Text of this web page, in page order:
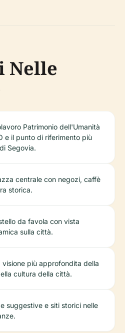
Nelle
Patrimonio dell'Umanità
e il punto di riferimento più
Segovia.
centrale con negozi, caffè
storica.
da favola con vista
sulla città.
visione più approfondita della
cultura della città.
suggestive e siti storici nelle